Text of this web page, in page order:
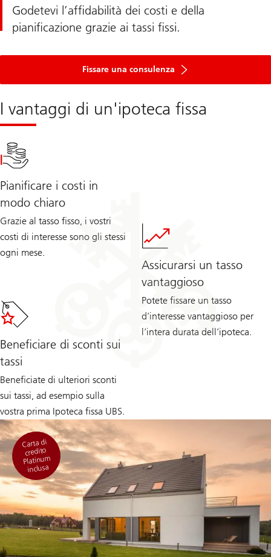
Godetevi l’affidabilità dei costi e della
pianificazione grazie ai tassi fissi.
Fissare una consulenza
consulenza
in
3
I vantaggi di un'ipoteca fissa
Pianificare i costi in
modo chiaro
Grazie al tasso fisso, i vostri
costi di interesse sono gli stessi
ogni mese.
Assicurarsi un tasso
vantaggioso
Potete fissare un tasso
d’interesse vantaggioso per
l’intera durata dell’ipoteca.
Beneficiare di sconti sui
tassi
Beneficiate di ulteriori sconti
sui tassi, ad esempio sulla
vostra prima Ipoteca fissa UBS.
Carta di
credito
Platinum
inclusa